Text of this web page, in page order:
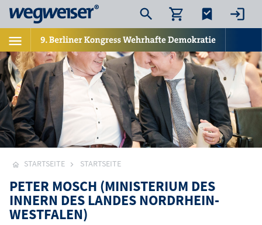
STARTSEITE STARTSEITE
PETER MOSCH (MINISTERIUM DES
INNERN DES LANDES NORDRHEIN-
WESTFALEN)